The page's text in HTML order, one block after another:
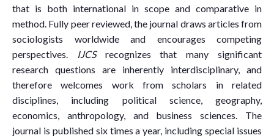
that is both international in scope and comparative in
method. Fully peer reviewed, the journal draws articles from
sociologists worldwide and encourages competing
perspectives. IJCSrecognizes that many significant
research questions are inherently interdisciplinary, and
therefore welcomes work from scholars in related
disciplines, including political science, geography,
economics, anthropology, and business sciences. The
journal is published six times a year, including special issues